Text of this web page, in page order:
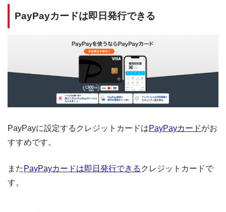
PayPayカードは即日発行できる
PayPayに設定するクレジットカードはPayPayカードがお
すすめです。
また PayPayカードは即日発行できる クレジットカードで
す。